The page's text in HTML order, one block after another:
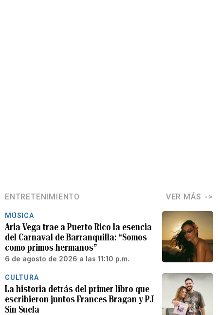
ENTRETENIMIENTO VER MÁS
MÚSICA
Aria Vega trae a Puerto Rico la esencia
del Carnaval de Barranquilla: “Somos
como primos hermanos”
6 de agosto de 2026 a las 11:10 p.m.
CULTURA
La historia detrás del primer libro que
escribieron juntos Frances Bragan y PJ
Sin Suela